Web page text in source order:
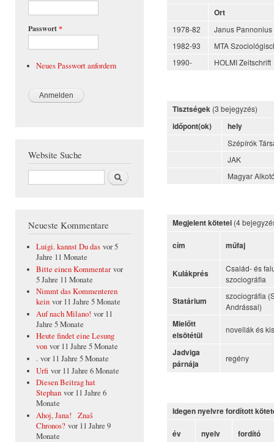
Passwort*
Neues Passwort anfordern
Website Suche
Suche
Neueste Kommentare
Luigi. kannst Du das vor 5
Jahre 11 Monate
Bitte einen Kommentar vor
5 Jahre 11 Monate
Nimmt das Kommenteren
kein vor 11 Jahre 5 Monate
Auf nach Milano! vor 11
Jahre 5 Monate
Heute findet eine Lesung
von vor 11 Jahre 5 Monate
. vor 11 Jahre 5 Monate
Urfi vor 11 Jahre 6 Monate
Diesen Beitrag hat
Stephan vor 11 Jahre 6
Monate
Ahoj, Jana! Znaš
Chronos? vor 11 Jahre 9
Monate
Ort
1978-82
Janus
1982-93
MTA
1990-
HOLMI Zeitschrift
Tisztségek (3 bejegyzés)
időpont(ok)
hely
Szépírók
JAK
Magyar
Megjelent kötetei (4
cím műfaj
Kulákprés
Család- és
szociográfia
Statárium
szociográfia
Andrással)
Mielőtt
elsötétül
novellák és
Jadviga
párnája
regény
Idegen nyelvre fordított
év nyelv fordító